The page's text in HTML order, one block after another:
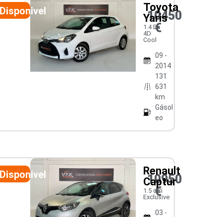
Disponivel
Toyota
Yaris
1.4 D-
4D
Cool
09 -
2014
131
631
km
Gásol
eo
10450
€
Disponivel
Renault
Captur
1.5 dCi
Exclusive
03 -
10950
€